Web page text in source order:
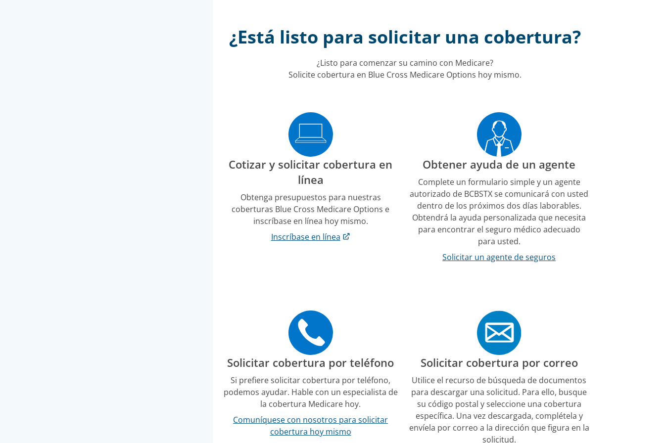
¿Está listo para solicitar una cobertura?
¿Listo para comenzar su camino con Medicare?
Solicite cobertura en Blue Cross Medicare Options hoy mismo.
Cotizar y solicitar cobertura en
línea
Obtenga presupuestos para nuestras
coberturas Blue Cross Medicare Options e
inscríbase en línea hoy mismo.
Inscríbase en línea
Obtener ayuda de un agente
Complete un formulario simple y un agente
autorizado de BCBSTX se comunicará con usted
dentro de los próximos dos días laborables.
Obtendrá la ayuda personalizada que necesita
para encontrar el seguro médico adecuado
para usted.
Solicitar un agente de seguros
Solicitar cobertura por teléfono
Si prefiere solicitar cobertura por teléfono,
podemos ayudar. Hable con un especialista de
la cobertura Medicare hoy.
Comuníquese con nosotros para solicitar
cobertura hoy mismo
Solicitar cobertura por correo
Utilice el recurso de búsqueda de documentos
para descargar una solicitud. Para ello, busque
su código postal y seleccione una cobertura
específica. Una vez descargada, complétela y
envíela por correo a la dirección que figura en la
solicitud.